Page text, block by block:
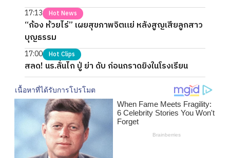
17:13 Hot News
“ก้อง ห้วยไร่” เผยสุขภาพจิตแย่ หลังสูญเสียลูกสาว
บุญธรรม
17:00 Hot Clips
สลด! นร.ลั่นไก ปู่ ย่า ดับ ก่อนกราดยิงในโรงเรียน